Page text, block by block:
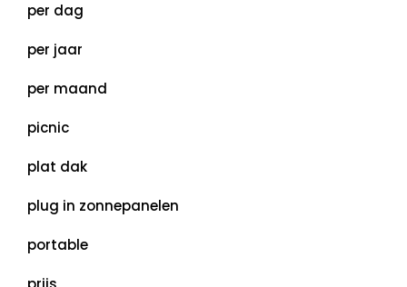
per dag
per jaar
per maand
picnic
plat dak
plug in zonnepanelen
portable